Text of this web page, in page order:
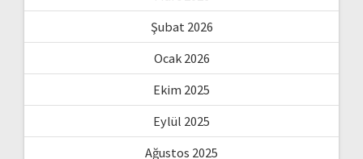
Şubat 2026
Ocak 2026
Ekim 2025
Eylül 2025
Ağustos 2025